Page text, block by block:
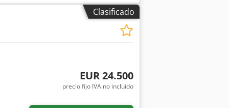
Clasificado
EUR 24.500
precio fijo IVA no incluído